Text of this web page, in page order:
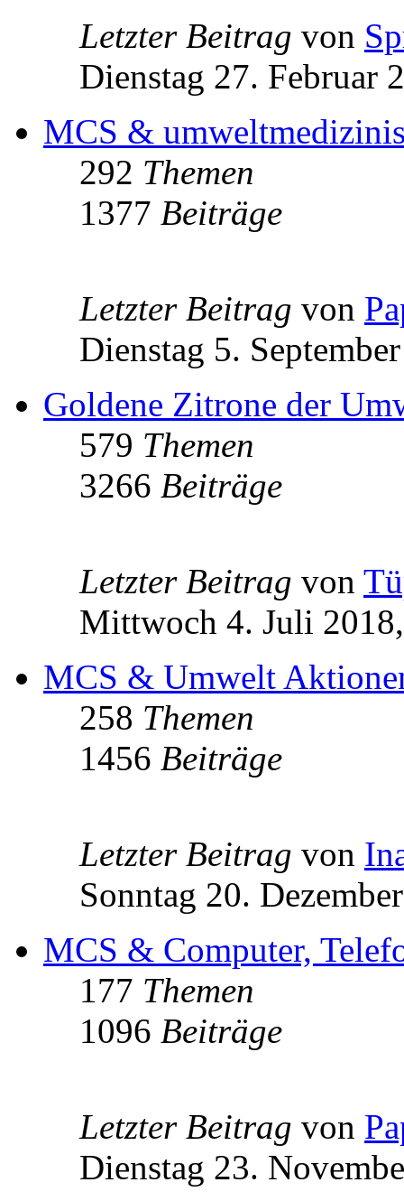
Letzter Beitrag von
Dienstag 27. Februar
MCS &
292 Themen
1377 Beiträge
Letzter Beitrag von
Dienstag 5.
Goldene Zitrone der
579 Themen
3266 Beiträge
Letzter Beitrag von
Mittwoch 4. Juli
MCS & Umwelt
258 Themen
1456 Beiträge
Letzter Beitrag von
Sonntag 20.
MCS & Computer,
177 Themen
1096 Beiträge
Letzter Beitrag von
Dienstag 23.